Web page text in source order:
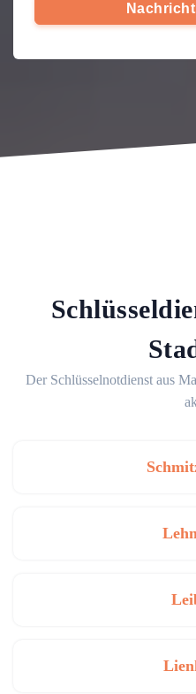
Der Schlüsselnotdienst aus